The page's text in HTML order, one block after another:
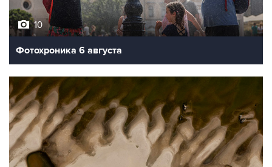
Фотохроника 6 августа